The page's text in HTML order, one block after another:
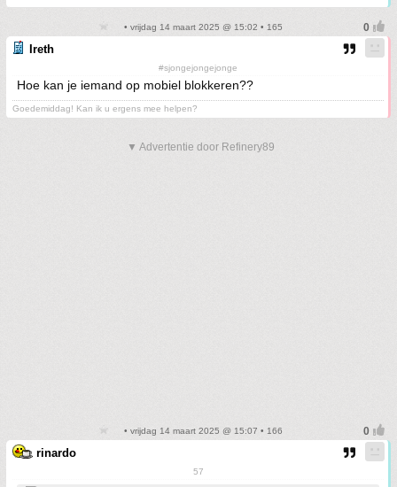
• vrijdag 14 maart 2025 @ 15:02 • 165
Ireth
#sjongejongejonge
Hoe kan je iemand op mobiel blokkeren??
Goedemiddag! Kan ik u ergens mee helpen?
▼ Advertentie door Refinery89
• vrijdag 14 maart 2025 @ 15:07 • 166
rinardo
57